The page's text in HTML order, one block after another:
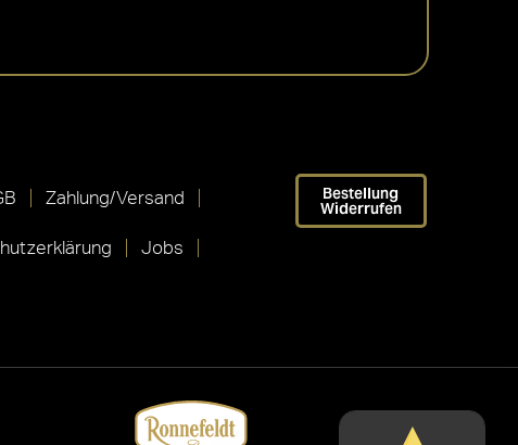
Zahlung/Versand
Jobs
Bestellung
Widerrufen